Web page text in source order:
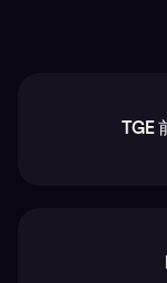
TGE